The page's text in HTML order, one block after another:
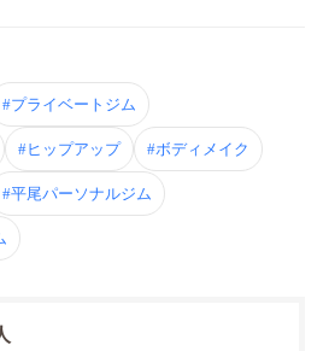
#プライベートジム
#ヒップアップ #ボディメイク
#平尾パーソナルジム